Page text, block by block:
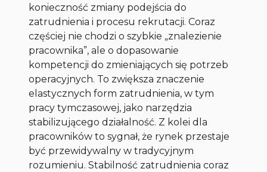
konieczność zmiany podejścia do
zatrudnienia i procesu rekrutacji. Coraz
częściej nie chodzi o szybkie „znalezienie
pracownika”, ale o dopasowanie
kompetencji do zmieniających się potrzeb
operacyjnych. To zwiększa znaczenie
elastycznych form zatrudnienia, w tym
pracy tymczasowej, jako narzędzia
stabilizującego działalność. Z kolei dla
pracowników to sygnał, że rynek przestaje
być przewidywalny w tradycyjnym
rozumieniu. Stabilność zatrudnienia coraz